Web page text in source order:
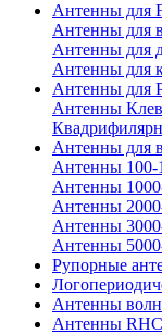
Антенны для
Антенны для
Антенны для
Антенны для
Антенны для
Антенны
Антенны для
Антенны
Антенны
Антенны
Антенны
Антенны
Рупорные
Антенны
Антенны